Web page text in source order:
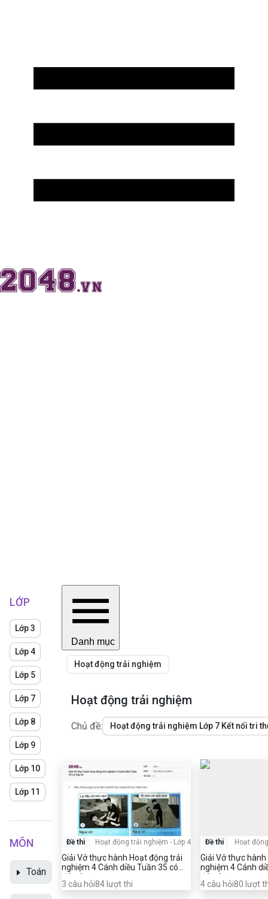
LỚP
Lớp 3
Lớp 4
Lớp 5
Lớp 7
Lớp 8
Lớp 9
Lớp 10
Lớp 11
MÔN
Toán
Danh mục
Hoạt động trải nghiệm
Hoạt động trải nghiệm
Chủ đề: Hoạt động trải nghiệm Lớp 7 Kết nối tri
Đề thi Hoạt động trải nghiệm - Lớp 4
Giải Vở thực hành Hoạt động trải
nghiệm 4 Cánh diều Tuần 35 có
đáp án
3 câu hỏi84 lượt thi
Đề thi Hoạt
Giải Vở thực
nghiệm 4 Cánh
đáp án
4 câu hỏi80 lượt